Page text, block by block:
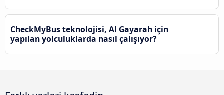
CheckMyBus teknolojisi, Al Gayarah için
yapılan yolculuklarda nasıl çalışıyor?